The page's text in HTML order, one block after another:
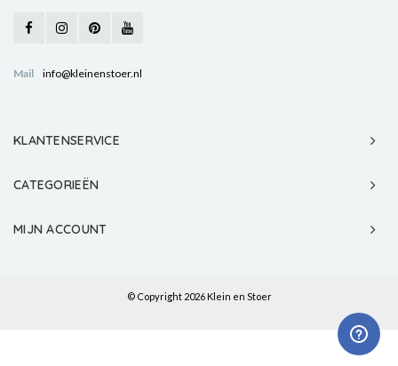
Mail info@kleinenstoer.nl
KLANTENSERVICE
CATEGORIEËN
MIJN ACCOUNT
© Copyright 2026 Klein en Stoer